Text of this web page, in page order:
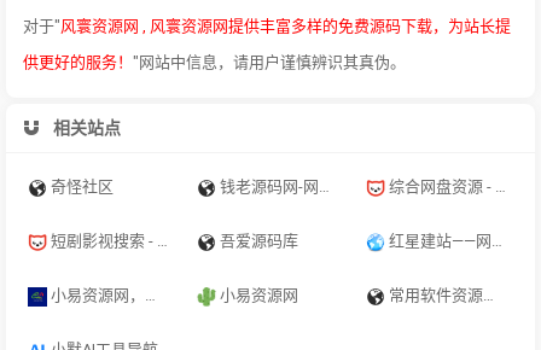
对于"风寰资源网 , 风寰资源网提供丰富多样的免费源码下载，为站长提
供更好的服务！ "网站中信息，请用户谨慎辨识其真伪。
相关站点
奇怪社区 钱老源码网-网站源码_小程序源码_主题模板下载 综合网盘资源 - 短剧搜-影视网盘资源,资源搜索,网盘资源分享,夸克,百度,UC
短剧影视搜索 - 短剧搜-影视网盘资源,资源搜索,网盘资源分享,夸克,百度,UC 吾爱源码库 红星建站——网站模版展示平台
小易资源网，小易资源站，小易资源库，高新区小易传媒工作室，影视，源码，软件，音乐，防洪系统，域名防红，电脑软件，手机软件，模板主题，网络技术，建站源码，php源码，php，网站源码，网站模板，游戏源码，资源分享，资源 小易资源网 常用软件资源收集站